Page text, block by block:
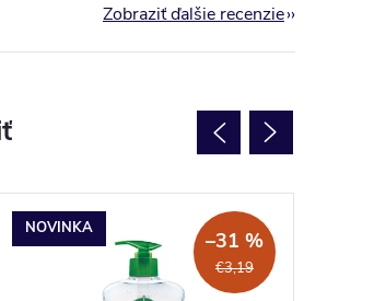
NOVINKA
€3,19
–31 %
Zobraziť ďalšie recenzie